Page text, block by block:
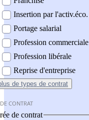
Insertion par l'activ.éco.
Portage salarial
Profession commerciale
Profession libérale
Reprise d'entreprise
de types de contrat
CONTRAT
de contrat